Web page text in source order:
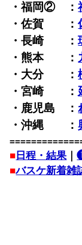
・福岡② ：
・佐賀 ：
・長崎 ：
・熊本 ：
・大分 ：
・宮崎 ：
・鹿児島 ：
・沖縄 ：
■ 日程・結果｜
■バスケ新着雑